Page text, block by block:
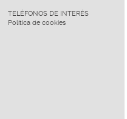
TELÉFONOS DE INTERÉS
Política de cookies